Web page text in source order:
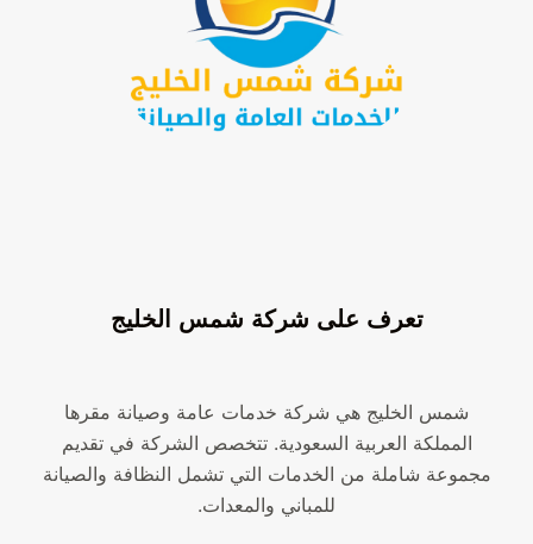
تعرف على شركة شمس الخليج
شمس الخليج هي شركة خدمات عامة وصيانة مقرها
المملكة العربية السعودية. تتخصص الشركة في تقديم
مجموعة شاملة من الخدمات التي تشمل النظافة والصيانة
للمباني والمعدات.